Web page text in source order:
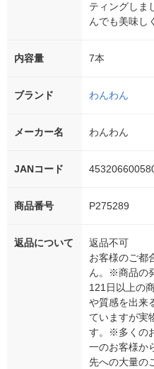
ティングしま
んでも美味し
内容量 7本
ブランド わんわん
メーカー名 わんわん
JANコード
商品番号 P275289
返品について
返品不可
お客様のご都
ん。※商品の
121日以上の
や質感を出来
ていますが実
す。※多くの
一のお客様か
先への大量の